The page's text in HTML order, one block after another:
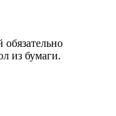
обязательно
из бумаги.